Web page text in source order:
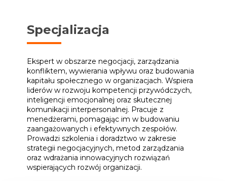
Specjalizacja
Ekspert w obszarze negocjacji, zarządzania
konfliktem, wywierania wpływu oraz budowania
kapitału społecznego w organizacjach. Wspiera
liderów w rozwoju kompetencji przywódczych,
inteligencji emocjonalnej oraz skutecznej
komunikacji interpersonalnej. Pracuje z
menedżerami, pomagając im w budowaniu
zaangażowanych i efektywnych zespołów.
Prowadzi szkolenia i doradztwo w zakresie
strategii negocjacyjnych, metod zarządzania
oraz wdrażania innowacyjnych rozwiązań
wspierających rozwój organizacji.